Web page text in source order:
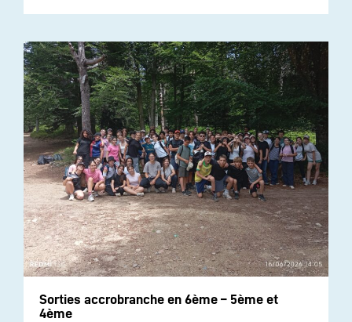
Sorties accrobranche en 6ème – 5ème et
4ème